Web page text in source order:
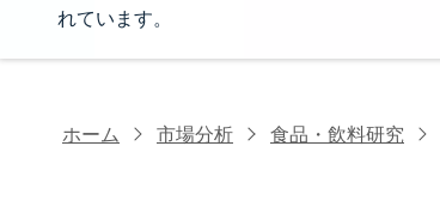
れています。
ホーム 市場分析 食品・飲料研究